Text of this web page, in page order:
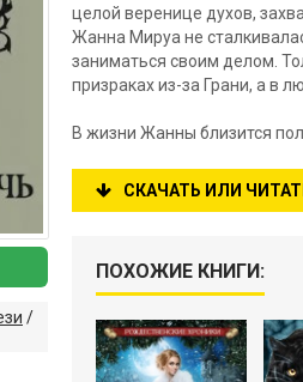
целой веренице духов,
Жанна Мируа не
заниматься своим делом.
призраках из-за Грани, а в
В жизни Жанны близится
СКАЧАТЬ ИЛИ
ПОХОЖИЕ КНИГИ:
/